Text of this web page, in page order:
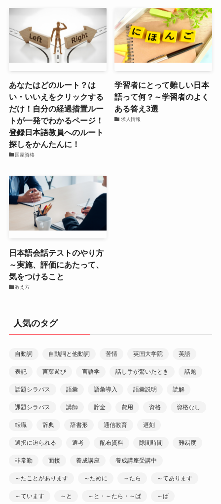
あなたはどのルート？は
い・いいえをクリックする
だけ！自分の経過措置ルー
トが一発でわかるページ！
登録日本語教員へのルート
探しをかんたんに！
国家資格
学習者にとって難しい日本
語って何？～学習者のよく
ある答え3選
求人情報
日本語会話テストのやり方
～実施、評価にあたって、
気をつけること
教え方
人気のタグ
自動詞 自動詞と他動詞 苦情 英国大学院 英語
表記 言葉遊び 言語学 話し手が驚いたとき 話題
話題シラバス 語彙 語彙導入 語彙説明 読解
課題シラバス 講師 貯金 費用 資格 資格なし
転職 辞典 辞書形 通信教育 遅刻
選択に迫られる 選考 配布資料 隙間時間 難易度
非常勤 面接 養成講座 養成講座受講中
～たことがあります ～ために ～たら ～てあります
～ています ～と ～と・～たら・～ば ～ば